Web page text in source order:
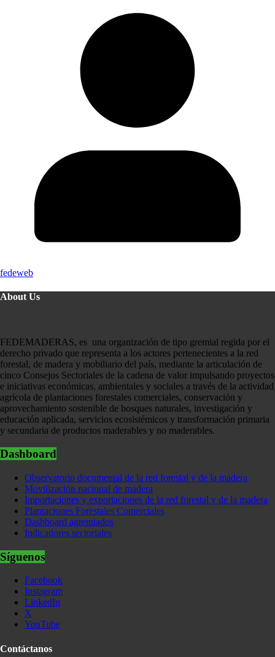
fedeweb
About Us
FEDEMADERAS, es una organización de tipo gremial regida por el
derecho privado que representa a los actores pertenecientes a la red
forestal, de madera y mobiliario del país, mediante la articulación de
cinco Consejos Sectoriales de la cadena de valor impulsando proyectos
e iniciativas económicas, ambientales y sociales a través de la actividad
agrícola de plantaciones forestales comerciales, conservación y
aprovechamiento sostenible de bosques naturales, investigación y
educación aplicada, servicios ecosistémicos y transformación primaria
y secundaria de productos maderables y no maderables.
Dashboard
Observatorio documental de la red forestal y de la madera
Movilización nacional de madera
Importaciones y exportaciones de la red forestal y de la madera
Plantaciones Forestales Comerciales
Dashboard agremiados
Indicadores sectoriales
Síguenos
Facebook
Instagram
LinkedIn
X
YouTube
Contáctanos